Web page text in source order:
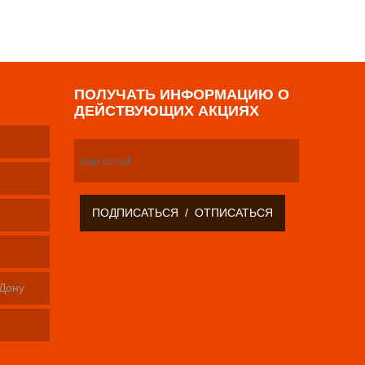
ПОЛУЧАТЬ ИНФОРМАЦИЮ О
ДЕЙСТВУЮЩИХ АКЦИЯХ